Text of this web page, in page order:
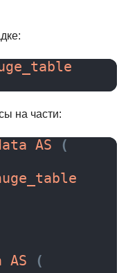
на части:
AS (
AS (